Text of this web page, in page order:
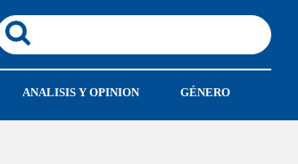
ANALISIS Y OPINION GÉNERO